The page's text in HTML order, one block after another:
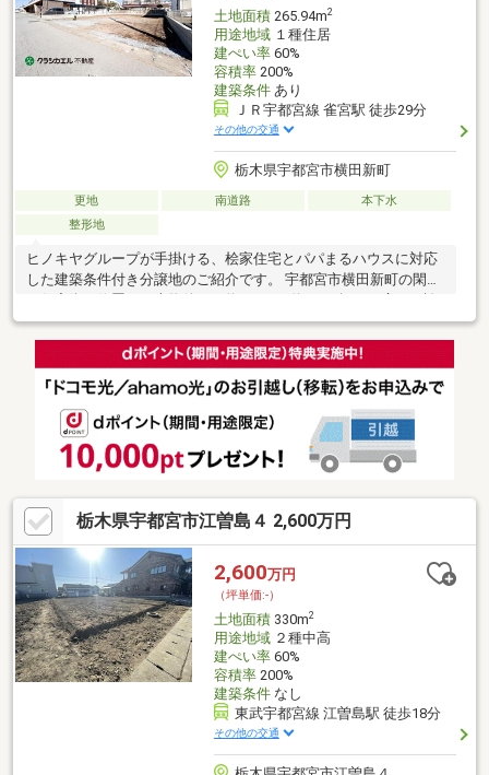
土地面積265.94m2
用途地域１種住居
建ぺい率60%
容積率200%
建築条件あり
ＪＲ宇都宮線 雀宮駅 徒歩29分
その他の交通
栃木県宇都宮市横田新町
更地 南道路
本下水
整形地
ヒノキヤグループが手掛ける、桧家住宅とパパまるハウスに対応
した建築条件付き分譲地のご紹介です。 宇都宮市横田新町の閑静
ります。 第一種住居地域で建ぺい率60%・容積率200%と、大きな
建物を建てるのにも十分な条件が整っています。 バス停「航空学
校前」から徒歩4分、JR雀宮駅も利用可能な交通アクセスは通
勤・通学にも安心。 3ヶ月以内の請負契約が条件となりますが、
お楽しみいただけます。 土地と建物のトータルバランスで、後悔
しない家づくりをサポートします。
栃木県宇都宮市江曽島４ 2,600万円
2,600万円
（坪単価:-）
土地面積330m2
用途地域２種中高
建ぺい率60%
容積率200%
建築条件なし
東武宇都宮線 江曽島駅 徒歩18分
その他の交通